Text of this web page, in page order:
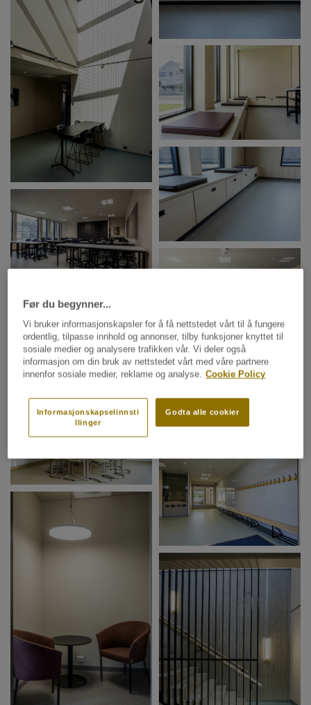
Før du begynner...
Vi bruker informasjonskapsler for å få nettstedet vårt til å fungere
ordentlig, tilpasse innhold og annonser, tilby funksjoner knyttet til
sosiale medier og analysere trafikken vår. Vi deler også
informasjon om din bruk av nettstedet vårt med våre partnere
innenfor sosiale medier, reklame og analyse. Cookie Policy
Godta alle cookier
Informasjonskapselinnsti
llinger